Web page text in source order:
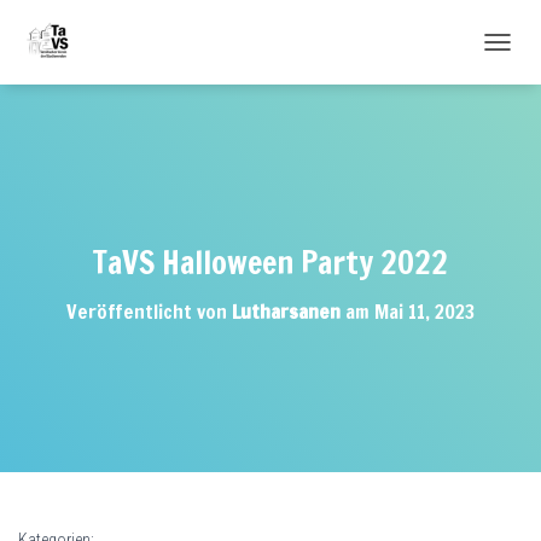
TaVS Halloween Party 2022
Veröffentlicht von Lutharsanen am Mai 11, 2023